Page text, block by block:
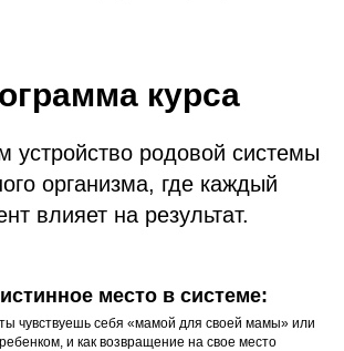
курса
устройство родовой системы
организма, где каждый
влияет на результат.
место в системе:
чувствуешь себя «мамой для своей мамы» или
и как возвращение на свое место